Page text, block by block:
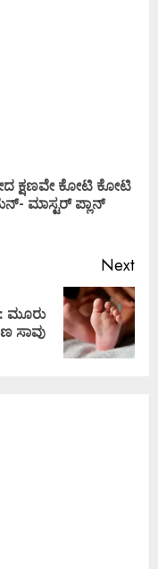
ಕ್ಷಣವೇ ಕೋಟಿ ಕೋಟಿ
ಮಾಸ್ಟರ್ ಪ್ಲಾನ್
Next
ಮೂರು
ಸಾವು